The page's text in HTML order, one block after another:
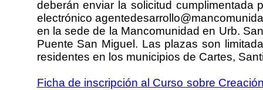
deberán enviar la solicitud cumplimentada
electrónico
en la sede de la Mancomunidad en Urb.
Puente San Miguel. Las plazas son
residentes en los municipios de Cartes,
Ficha de inscripción al Curso sobre